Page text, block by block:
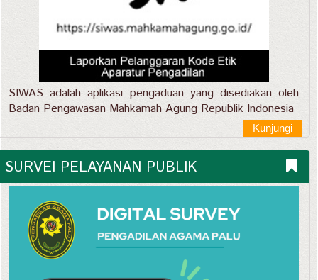
SIWAS adalah aplikasi pengaduan yang disediakan oleh
Badan Pengawasan Mahkamah Agung Republik Indonesia
Kunjungi
SURVEI PELAYANAN PUBLIK